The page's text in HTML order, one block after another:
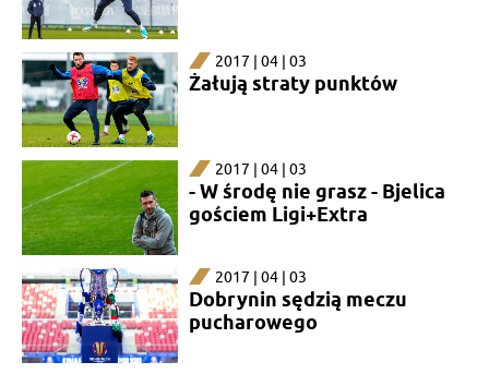
2017 | 04 | 03
Żałują straty punktów
2017 | 04 | 03
- W środę nie grasz - Bjelica
gościem Ligi+Extra
2017 | 04 | 03
Dobrynin sędzią meczu
pucharowego